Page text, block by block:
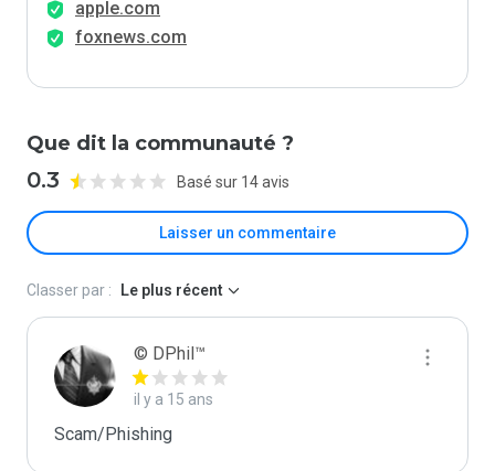
apple.com
foxnews.com
Que dit la communauté ?
0.3 Basé sur 14 avis
Laisser un commentaire
Classer par : Le plus récent
© DPhil™
il y a 15 ans
Scam/Phishing